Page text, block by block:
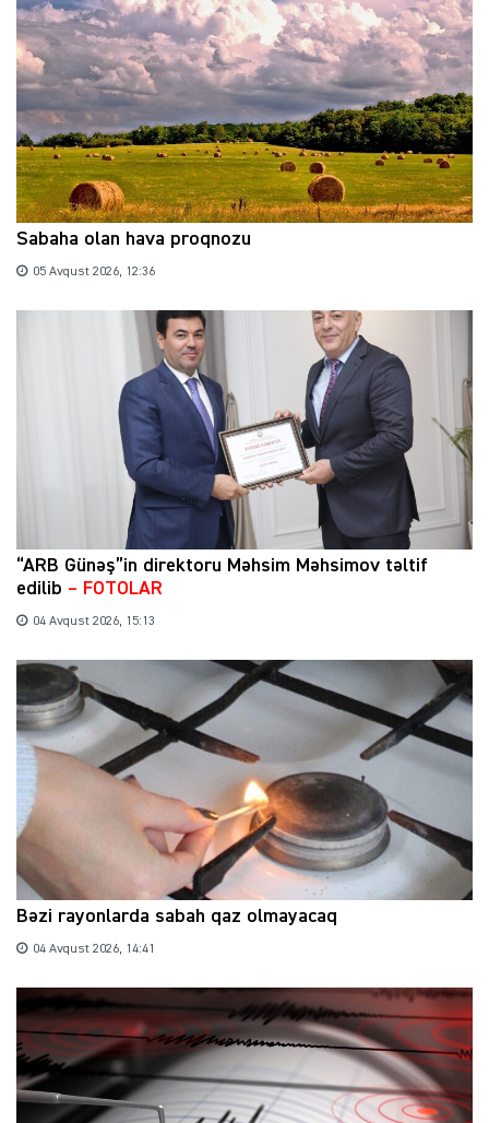
Sabaha olan hava proqnozu
05 Avqust 2026, 12:36
“ARB Günəş”in direktoru Məhsim Məhsimov təltif
edilib – FOTOLAR
04 Avqust 2026, 15:13
Bəzi rayonlarda sabah qaz olmayacaq
04 Avqust 2026, 14:41